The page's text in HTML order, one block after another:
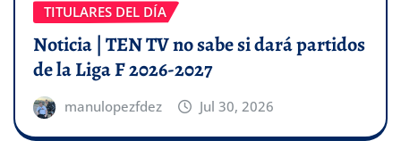
TITULARES DEL DÍA
Noticia | TEN TV no sabe si dará partidos
de la Liga F 2026-2027
manulopezfdez Jul 30, 2026